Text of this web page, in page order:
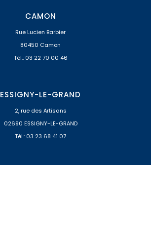
CAMON
Rue Lucien Barbier
80450 Camon
Tél.: 03 22 70 00 46
ESSIGNY-LE-GRAND
2, rue des Artisans
02690 ESSIGNY-LE-GRAND
Tél.: 03 23 68 41 07